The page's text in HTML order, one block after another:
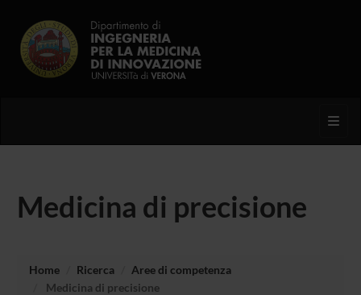
Medicina di precisione
Home Ricerca
Aree di competenza
Medicina di precisione